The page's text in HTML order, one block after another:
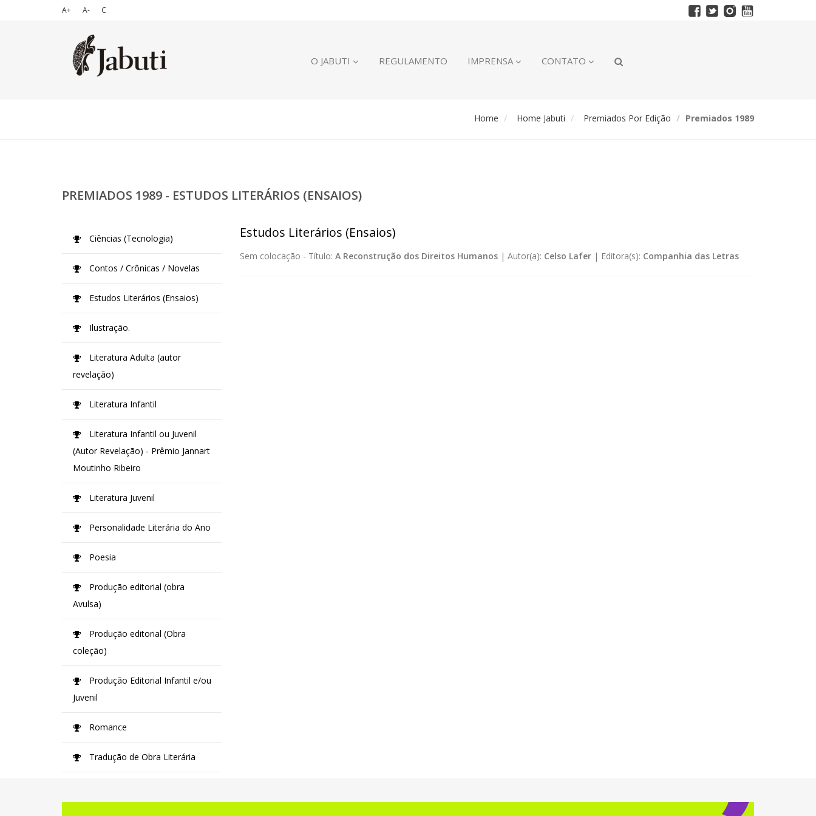
A+ A- C
O JABUTI REGULAMENTO IMPRENSA CONTATO
Home Home Jabuti Premiados Por Edição Premiados 1989
PREMIADOS 1989 - ESTUDOS LITERÁRIOS (ENSAIOS)
Estudos Literários (Ensaios)
Sem colocação - Título: A Reconstrução dos Direitos Humanos| Autor(a): Celso Lafer| Editora(s): Companhia das Letras
Ciências (Tecnologia)
Contos / Crônicas / Novelas
Estudos Literários (Ensaios)
Ilustração.
Literatura Adulta (autor
revelação)
Literatura Infantil
Literatura Infantil ou Juvenil
(Autor Revelação) - Prêmio Jannart
Moutinho Ribeiro
Literatura Juvenil
Personalidade Literária do Ano
Poesia
Produção editorial (obra
Avulsa)
Produção editorial (Obra
coleção)
Produção Editorial Infantil e/ou
Juvenil
Romance
Tradução de Obra Literária